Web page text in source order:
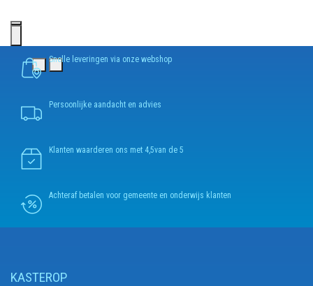
Snelle leveringen via onze webshop
Persoonlijke aandacht en advies
Klanten waarderen ons met 4,5van de 5
Achteraf betalen voor gemeente en onderwijs klanten
KASTEROP